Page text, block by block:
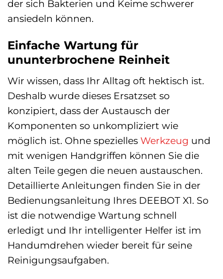
der sich Bakterien und Keime schwerer
ansiedeln können.
Einfache Wartung für
ununterbrochene Reinheit
Wir wissen, dass Ihr Alltag oft hektisch ist.
Deshalb wurde dieses Ersatzset so
konzipiert, dass der Austausch der
Komponenten so unkompliziert wie
möglich ist. Ohne spezielles Werkzeug und
mit wenigen Handgriffen können Sie die
alten Teile gegen die neuen austauschen.
Detaillierte Anleitungen finden Sie in der
Bedienungsanleitung Ihres DEEBOT X1. So
ist die notwendige Wartung schnell
erledigt und Ihr intelligenter Helfer ist im
Handumdrehen wieder bereit für seine
Reinigungsaufgaben.